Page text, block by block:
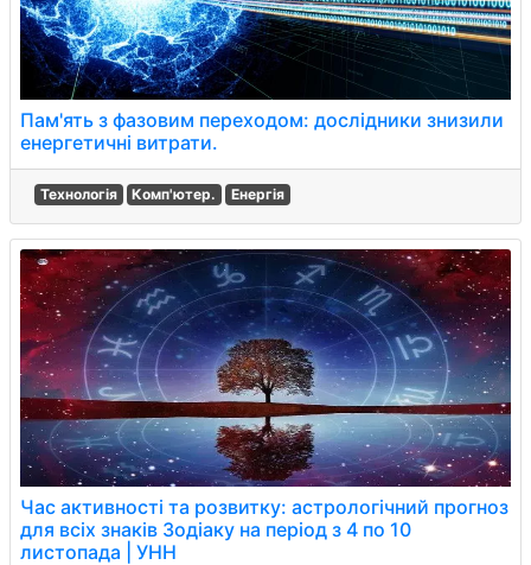
Пам'ять з фазовим переходом: дослідники знизили
енергетичні витрати.
Технологія Комп'ютер. Енергія
Час активності та розвитку: астрологічний прогноз
для всіх знаків Зодіаку на період з 4 по 10
листопада | УНН